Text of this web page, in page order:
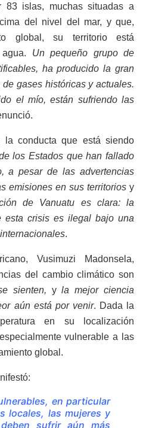
83 islas, muchas situadas a
del nivel del mar, y que,
global, su territorio está
Un pequeño grupo de
ha producido la gran
gases históricas y actuales.
el mío, están sufriendo las
la conducta que está siendo
los Estados que han fallado
a pesar de las advertencias
emisiones en sus territorios y
de Vanuatu es clara: la
esta crisis es ilegal bajo una
.
Vusimuzi Madonsela,
del cambio climático son
sienten, yla mejor ciencia
aún está por venir. Dada la
en su localización
vulnerable a las
global.
en particular
locales, las mujeres y
sufrir aún más